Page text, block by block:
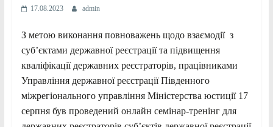
17.08.2023 admin
З метою виконання повноважень щодо взаємодії з
суб’єктами державної реєстрації та підвищення
кваліфікації державних реєстраторів, працівниками
Управління державної реєстрації Південного
міжрегіонального управління Міністерства юстиції 17
серпня був проведений онлайн семінар-тренінг для